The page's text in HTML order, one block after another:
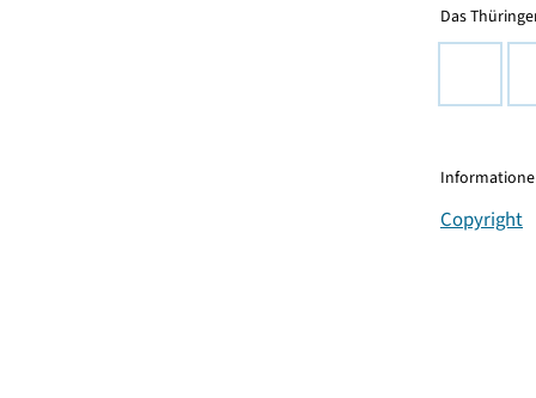
Das
Copyright